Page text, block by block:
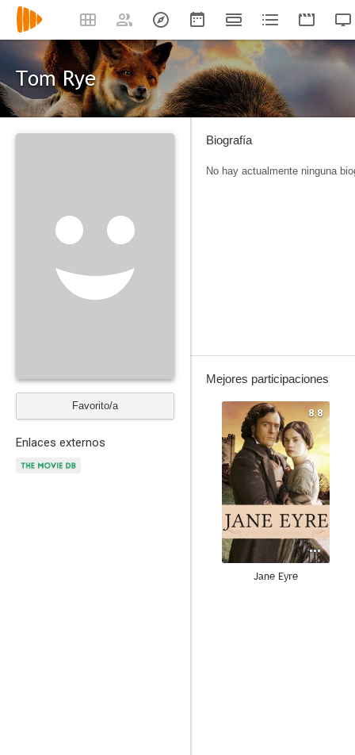
Tom Rye
Favorito/a
Enlaces externos
Biografía
No hay actualmente ninguna
Mejores participaciones
8.8
Jane Eyre